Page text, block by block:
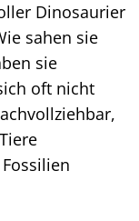
Dinosaurier
sahen sie
sie
oft nicht